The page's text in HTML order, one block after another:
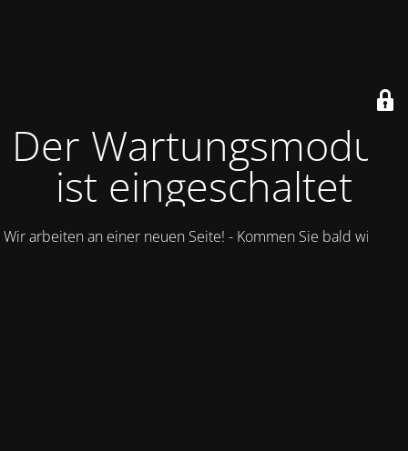
Der Wartungsmodus
ist eingeschaltet
Wir arbeiten an einer neuen Seite! - Kommen Sie bald wieder.